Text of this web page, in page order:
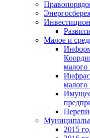
Малое и
малого
малого
2015